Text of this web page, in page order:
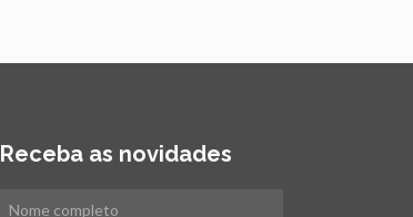
Receba as novidades